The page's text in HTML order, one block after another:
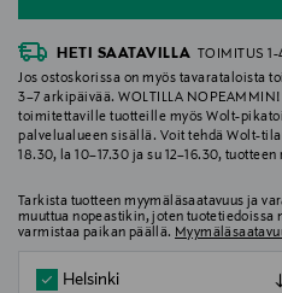
HETI SAATAVILLA
TOIMITUS
Jos ostoskorissa on myös tavarataloista
3–7 arkipäivää. WOLTILLA
toimitettaville tuotteille myös Wolt-
palvelualueen sisällä. Voit tehdä Wolt-
18.30, la 10–17.30 ja su 12–16.30,
Tarkista tuotteen myymäläsaatavuus ja
muuttua nopeastikin, joten tuotetiedoissa
varmistaa paikan päällä.
Helsinki